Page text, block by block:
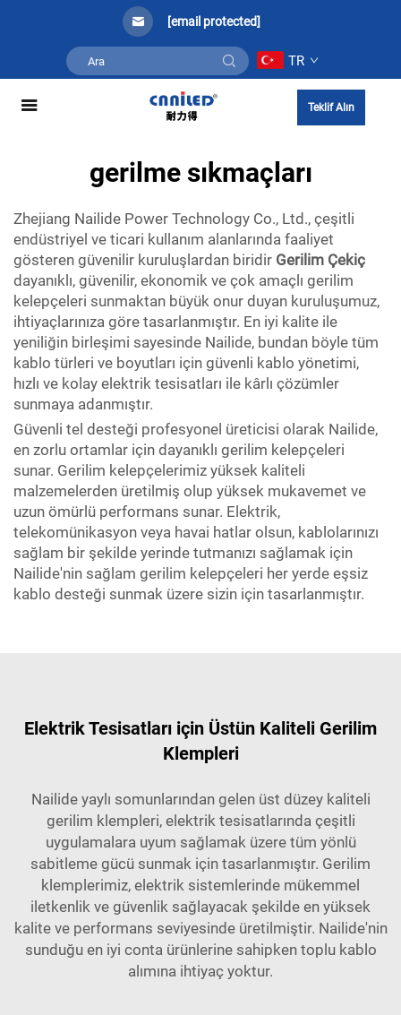
[email protected]
TR
Teklif Alın
gerilme sıkmaçları
Zhejiang Nailide Power Technology Co., Ltd., çeşitli
endüstriyel ve ticari kullanım alanlarında faaliyet
gösteren güvenilir kuruluşlardan biridir Gerilim Çekiç
dayanıklı, güvenilir, ekonomik ve çok amaçlı gerilim
kelepçeleri sunmaktan büyük onur duyan kuruluşumuz,
ihtiyaçlarınıza göre tasarlanmıştır. En iyi kalite ile
yeniliğin birleşimi sayesinde Nailide, bundan böyle tüm
kablo türleri ve boyutları için güvenli kablo yönetimi,
hızlı ve kolay elektrik tesisatları ile kârlı çözümler
sunmaya adanmıştır.
Güvenli tel desteği profesyonel üreticisi olarak Nailide,
en zorlu ortamlar için dayanıklı gerilim kelepçeleri
sunar. Gerilim kelepçelerimiz yüksek kaliteli
malzemelerden üretilmiş olup yüksek mukavemet ve
uzun ömürlü performans sunar. Elektrik,
telekomünikasyon veya havai hatlar olsun, kablolarınızı
sağlam bir şekilde yerinde tutmanızı sağlamak için
Nailide'nin sağlam gerilim kelepçeleri her yerde eşsiz
kablo desteği sunmak üzere sizin için tasarlanmıştır.
Elektrik Tesisatları için Üstün Kaliteli Gerilim
Klempleri
Nailide yaylı somunlarından gelen üst düzey kaliteli
gerilim klempleri, elektrik tesisatlarında çeşitli
uygulamalara uyum sağlamak üzere tüm yönlü
sabitleme gücü sunmak için tasarlanmıştır. Gerilim
klemplerimiz, elektrik sistemlerinde mükemmel
iletkenlik ve güvenlik sağlayacak şekilde en yüksek
kalite ve performans seviyesinde üretilmiştir. Nailide'nin
sunduğu en iyi conta ürünlerine sahipken toplu kablo
alımına ihtiyaç yoktur.